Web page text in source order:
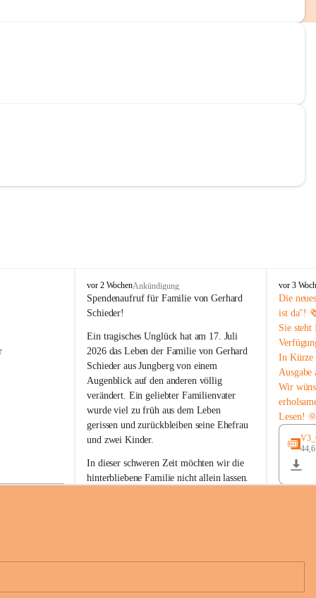
B
u
c
-
S
t
.
M
a
g
d
a
e
n
a
vor 2 WochenAnkündigung
Spendenaufruf für Familie von Gerhard
Schieder!
Ein tragisches Unglück hat am 17. Juli
2026 das Leben der Familie von Gerhard
Schieder aus Jungberg von einem
Augenblick auf den anderen völlig
verändert. Ein geliebter Familienvater
wurde viel zu früh aus dem Leben
gerissen und zurückbleiben seine Ehefrau
und zwei Kinder.
In dieser schweren Zeit möchten wir die
hinterbliebene Familie nicht allein lassen.
Unterstützung, ihre Hilfsbereitschaft und
B
u
c
h
-
S
t
.
M
a
g
d
n
a
vor 3
Die
ist da"!
Sie
In Kürze
Ausgabe
Wir
Lesen!